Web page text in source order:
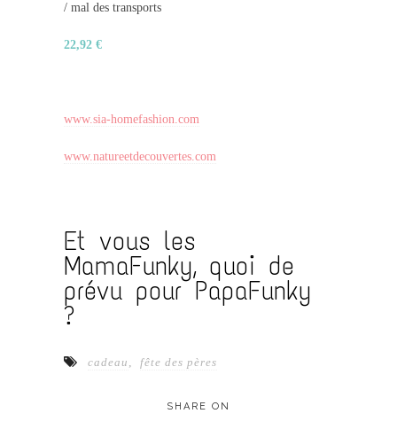
/ mal des transports
22,92 €
www.sia-homefashion.com
www.natureetdecouvertes.com
Et vous les
MamaFunky, quoi de
prévu pour PapaFunky
?
cadeau , fête des pères
SHARE ON